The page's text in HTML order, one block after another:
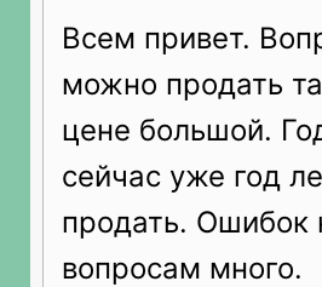
Всем привет.
можно продать
цене большой.
сейчас уже год
продать. Ошибок
вопросам много.